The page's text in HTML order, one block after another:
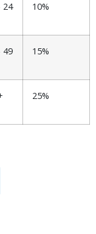
24 10%
49 15%
25%